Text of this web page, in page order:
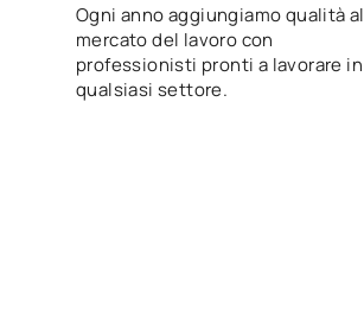
Ogni anno aggiungiamo qualità al
mercato del lavoro con
professionisti pronti a lavorare in
qualsiasi settore.